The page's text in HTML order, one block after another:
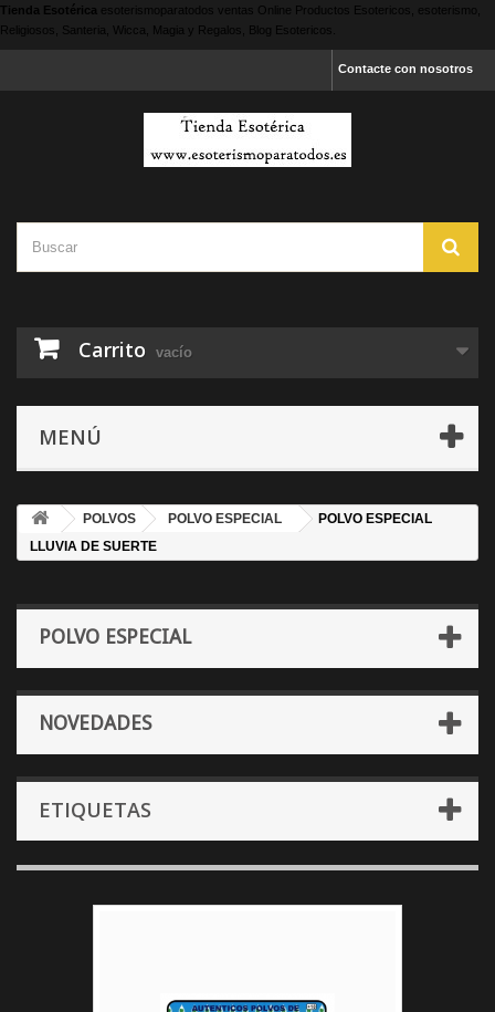
Tienda Esotérica esoterismoparatodos ventas Online Productos Esotericos, esoterismo,
Religiosos, Santeria, Wicca, Magia y Regalos, Blog Esotericos.
Contacte con nosotros
Carrito vacío
MENÚ
POLVOS POLVO ESPECIAL
POLVO ESPECIAL
LLUVIA DE SUERTE
POLVO ESPECIAL
NOVEDADES
ETIQUETAS